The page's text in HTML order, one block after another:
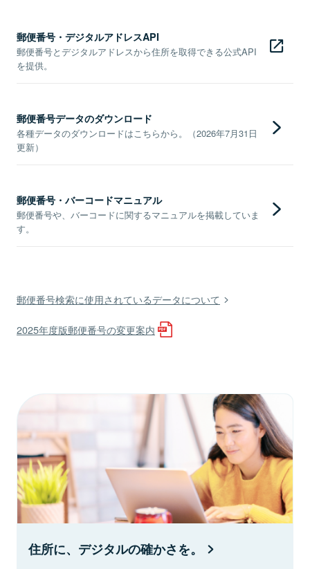
郵便番号・デジタルアドレスAPI
郵便番号とデジタルアドレスから住所を取得できる公式API
を提供。
郵便番号データのダウンロード
各種データのダウンロードはこちらから。（2026年7月31日
更新）
郵便番号・バーコードマニュアル
郵便番号や、バーコードに関するマニュアルを掲載していま
す。
郵便番号検索に使用されているデータについて
2025年度版郵便番号の変更案内
住所に、デジタルの確かさを。